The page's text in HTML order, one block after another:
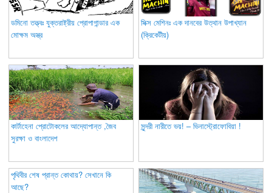
ডমিনো তত্ত্বঃ যুক্তরাষ্ট্রীয় প্রোপাগান্ডার এক
মোক্ষম অস্ত্র
সিক্স মেশিনঃ এক দানবের উত্থান উপাখ্যান
(ক্রিকেটীয়)
কার্টাহেনা প্রোটোকলের আদ্যোপান্ত ,জৈব
সুরক্ষা ও বাংলাদেশ
সুন্দরী নারীতে ভয়! – ভিনাস্ট্রোফোবিয়া !
পৃথিবীর শেষ প্রান্ত কোথায়? সেখানে কি
আছে?